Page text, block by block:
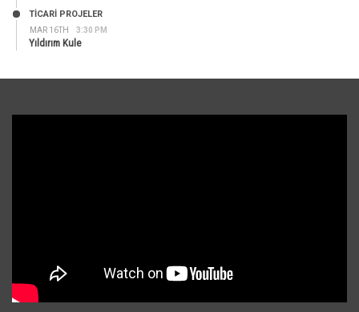
MAR 16TH 3:30 PM
TİCARİ PROJELER
Yıldırım Kule